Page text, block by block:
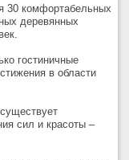
30 комфортабельных
деревянных
гостиничные
в области
сил и красоты –